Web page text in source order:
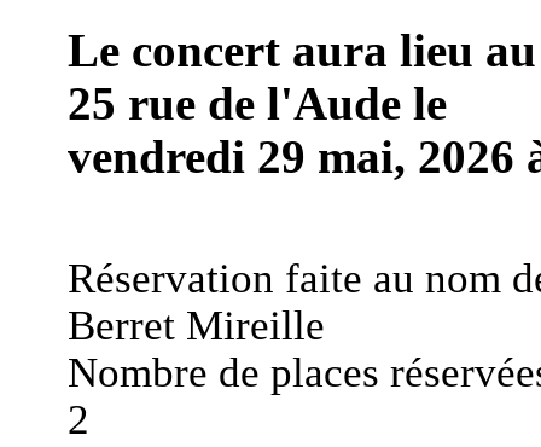
Le concert aura lieu au
25 rue de l'Aude le
vendredi 29 mai, 2026
Réservation faite au nom
Berret Mireille
Nombre de places
2